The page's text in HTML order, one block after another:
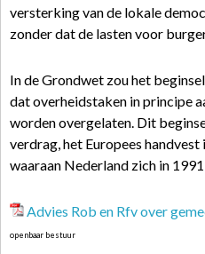
versterking van de lokale
zonder dat de lasten voor
In de Grondwet zou het
dat overheidstaken in principe
worden overgelaten. Dit
verdrag, het Europees
waaraan Nederland zich in
Advies Rob en Rfv over
openbaar bestuur